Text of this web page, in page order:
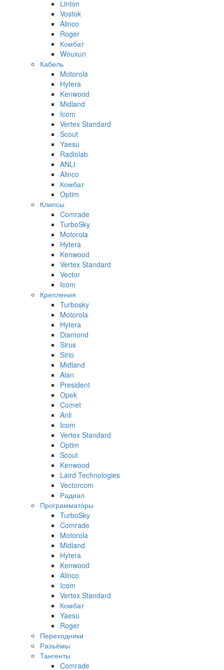
Linton
Vostok
Alinco
Roger
Комбат
Wouxun
Кабель
Motorola
Hytera
Kenwood
Midland
Icom
Vertex Standard
Scout
Yaesu
Radiolab
ANLI
Alinco
Комбат
Optim
Клипсы
Comrade
TurboSky
Motorola
Hytera
Kenwood
Vertex Standard
Vector
Icom
Крепления
Turbosky
Motorola
Hytera
Diamond
Sirus
Sirio
Midland
Alan
President
Opek
Comet
Anli
Icom
Vertex Standard
Optim
Scout
Kenwood
Laird Technologies
Vectorcom
Радиал
Программаторы
TurboSky
Comrade
Motorola
Midland
Hytera
Kenwood
Alinco
Icom
Vertex Standard
Комбат
Yaesu
Roger
Переходники
Разъёмы
Тангенты
Comrade